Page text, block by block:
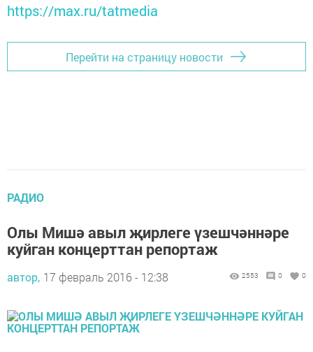
https://max.ru/tatmedia
Перейти на страницу новости
РАДИО
Олы Мишә авыл җирлеге үзешчәннәре
куйган концерттан репортаж
автор, 17 февраль 2016 - 12:38 2553 0 0